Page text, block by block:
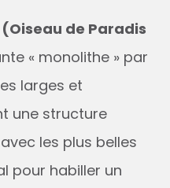
de Paradis
« monolithe » par
larges et
une structure
les plus belles
pour habiller un